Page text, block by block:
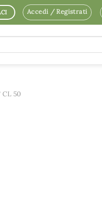
Accedi / Registrati
CL 50